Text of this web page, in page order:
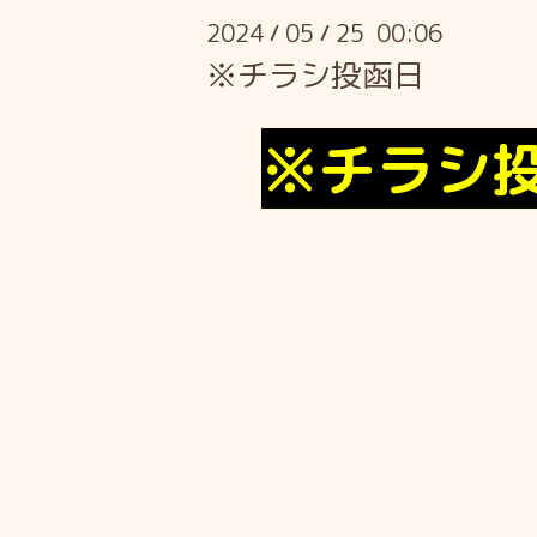
2024 / 05 / 25 00:06
※チラシ投函日
※チラシ